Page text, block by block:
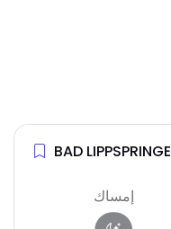
BAD LIPPSPRINGE
إمساك